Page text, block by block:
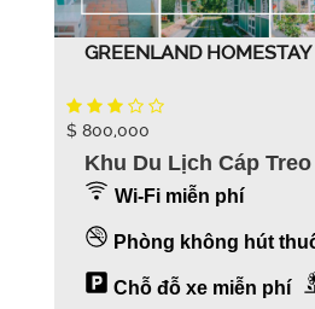
GREENLAND HOMESTAY
$ 800,000
Khu Du Lịch Cáp
Wi-Fi miễn phí
Phòng không hút
Chỗ đỗ xe miễn phí